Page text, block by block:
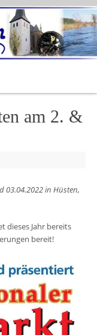
am 2. &
03.04.2022 in Hüsten,
dieses Jahr bereits
bereit!